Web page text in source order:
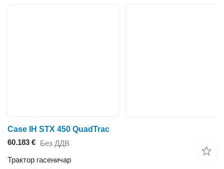
Case IH STX 450 QuadTrac
60.183 € Без ДДВ
Трактор гасеничар